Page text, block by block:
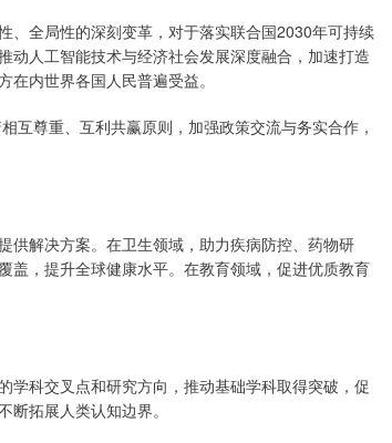
全局性的深刻变革，对于落实联合国2030年可持续
动人工智能技术与经济社会发展深度融合，加速打造
内世界各国人民普遍受益。
尊重、互利共赢原则，加强政策交流与务实合作，
解决方案。在卫生领域，助力疾病防控、药物研
盖，提升全球健康水平。在教育领域，促进优质教育
科交叉点和研究方向，推动基础学科取得突破，促
拓展人类认知边界。